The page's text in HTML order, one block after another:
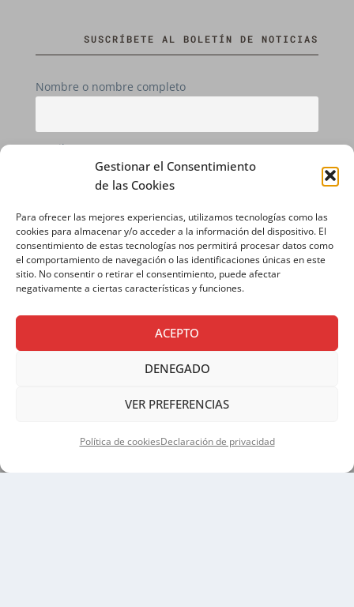
Gestionar el Consentimiento
de las Cookies
Para ofrecer las mejores experiencias, utilizamos tecnologías como las
cookies para almacenar y/o acceder a la información del dispositivo. El
consentimiento de estas tecnologías nos permitirá procesar datos como
el comportamiento de navegación o las identificaciones únicas en este
sitio. No consentir o retirar el consentimiento, puede afectar
negativamente a ciertas características y funciones.
ACEPTO
DENEGADO
VER PREFERENCIAS
Política de cookiesDeclaración de privacidad
SUSCRÍBETE AL BOLETÍN DE NOTICIAS
Nombre o nombre completo
Email
Si continúas, aceptas la política de privacidad
POLÍTICA DE COOKIES